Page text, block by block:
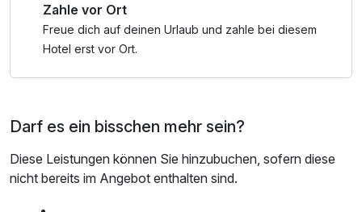
Zahle vor Ort
Freue dich auf deinen Urlaub und zahle bei diesem
Hotel erst vor Ort.
Darf es ein bisschen mehr sein?
Diese Leistungen können Sie hinzubuchen, sofern diese
nicht bereits im Angebot enthalten sind.